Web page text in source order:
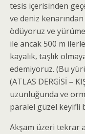
tesis içerisinden
ve deniz
ödüyoruz ve
ile ancak 500 m
kayalık, taşlık
edemiyoruz. (Bu
(ATLAS DERGİSİ –
uzunluğunda ve
paralel güzel keyifli
Akşam üzeri tekrar